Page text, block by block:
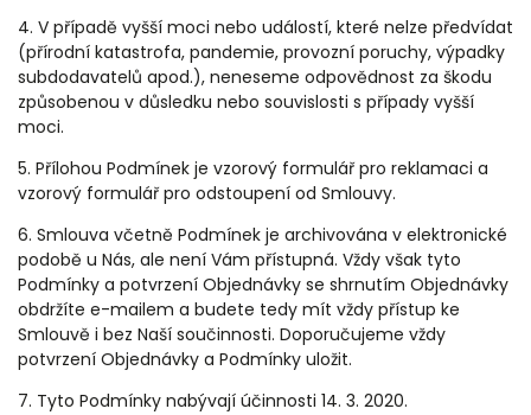
4. V případě vyšší moci nebo událostí, které nelze předvídat
(přírodní katastrofa, pandemie, provozní poruchy, výpadky
subdodavatelů apod.), neneseme odpovědnost za škodu
způsobenou v důsledku nebo souvislosti s případy vyšší
moci.
5. Přílohou Podmínek je vzorový formulář pro reklamaci a
vzorový formulář pro odstoupení od Smlouvy.
6. Smlouva včetně Podmínek je archivována v elektronické
podobě u Nás, ale není Vám přístupná. Vždy však tyto
Podmínky a potvrzení Objednávky se shrnutím Objednávky
obdržíte e-mailem a budete tedy mít vždy přístup ke
Smlouvě i bez Naší součinnosti. Doporučujeme vždy
potvrzení Objednávky a Podmínky uložit.
7. Tyto Podmínky nabývají účinnosti 14. 3. 2020.